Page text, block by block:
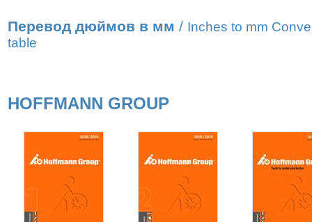
Перевод дюймов в мм / Inches to mm
table
HOFFMANN GROUP